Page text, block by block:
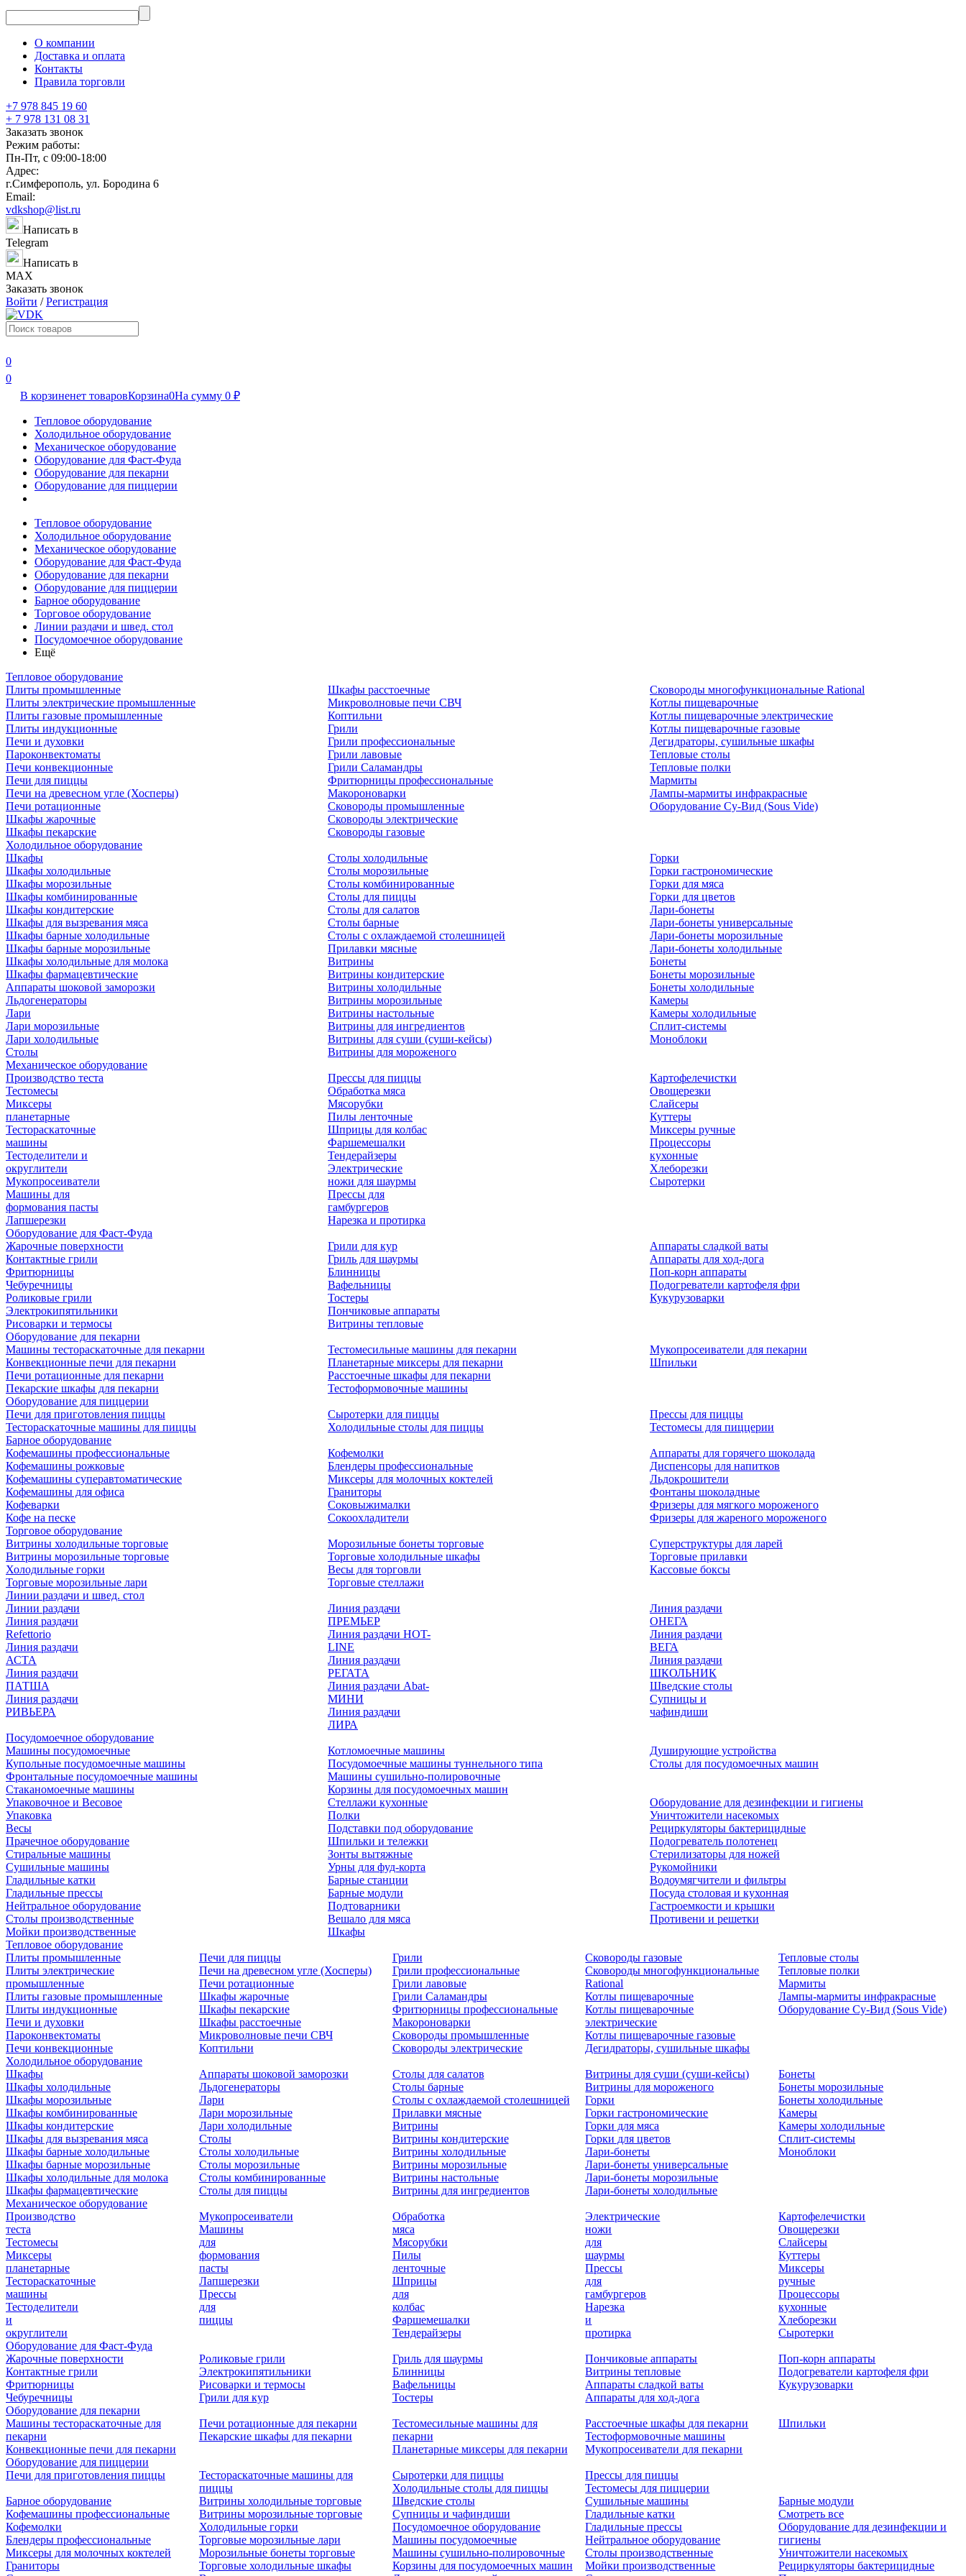
О компании
Доставка и оплата
Контакты
Правила торговли
+7 978 845 19 60
+ 7 978 131 08 31
Заказать звонок
Режим работы:
Пн-Пт, с 09:00-18:00
Адрес:
г.Симферополь, ул. Бородина 6
Email:
vdkshop@list.ru
Написать в
Telegram
Написать в
MAX
Заказать звонок
Войти /Регистрация
0
0
В корзиненет товаровКорзина0На сумму 0 ₽
Тепловое оборудование
Холодильное оборудование
Механическое оборудование
Оборудование для Фаст-Фуда
Оборудование для пекарни
Оборудование для пиццерии
Тепловое оборудование
Холодильное оборудование
Механическое оборудование
Оборудование для Фаст-Фуда
Оборудование для пекарни
Оборудование для пиццерии
Барное оборудование
Торговое оборудование
Линии раздачи и швед. стол
Посудомоечное оборудование
Ещё
Тепловое оборудование
Плиты промышленные
Плиты электрические промышленные
Плиты газовые промышленные
Плиты индукционные
Печи и духовки
Пароконвектоматы
Печи конвекционные
Печи для пиццы
Печи на древесном угле (Хосперы)
Печи ротационные
Шкафы жарочные
Шкафы пекарские
Шкафы расстоечные
Микроволновые печи СВЧ
Коптильни
Грили
Грили профессиональные
Грили лавовые
Грили Саламандры
Фритюрницы профессиональные
Макороноварки
Сковороды промышленные
Сковороды электрические
Сковороды газовые
Сковороды многофункциональные Rational
Котлы пищеварочные
Котлы пищеварочные электрические
Котлы пищеварочные газовые
Дегидраторы, сушильные шкафы
Тепловые столы
Тепловые полки
Мармиты
Лампы-мармиты инфракрасные
Оборудование Су-Вид (Sous Vide)
Холодильное оборудование
Шкафы
Шкафы холодильные
Шкафы морозильные
Шкафы комбинированные
Шкафы кондитерские
Шкафы для вызревания мяса
Шкафы барные холодильные
Шкафы барные морозильные
Шкафы холодильные для молока
Шкафы фармацевтические
Аппараты шоковой заморозки
Льдогенераторы
Лари
Лари морозильные
Лари холодильные
Столы
Столы холодильные
Столы морозильные
Столы комбинированные
Столы для пиццы
Столы для салатов
Столы барные
Столы с охлаждаемой столешницей
Прилавки мясные
Витрины
Витрины кондитерские
Витрины холодильные
Витрины морозильные
Витрины настольные
Витрины для ингредиентов
Витрины для суши (суши-кейсы)
Витрины для мороженого
Горки
Горки гастрономические
Горки для мяса
Горки для цветов
Лари-бонеты
Лари-бонеты универсальные
Лари-бонеты морозильные
Лари-бонеты холодильные
Бонеты
Бонеты морозильные
Бонеты холодильные
Камеры
Камеры холодильные
Сплит-системы
Моноблоки
Механическое оборудование
Производство теста
Тестомесы
Миксеры
планетарные
Тестораскаточные
машины
Тестоделители и
округлители
Мукопросеиватели
Машины для
формования пасты
Лапшерезки
Прессы для пиццы
Обработка мяса
Мясорубки
Пилы ленточные
Шприцы для колбас
Фаршемешалки
Тендерайзеры
Электрические
ножи для шаурмы
Прессы для
гамбургеров
Нарезка и протирка
Картофелечистки
Овощерезки
Слайсеры
Куттеры
Миксеры ручные
Процессоры
кухонные
Хлеборезки
Сыротерки
Оборудование для Фаст-Фуда
Жарочные поверхности
Контактные грили
Фритюрницы
Чебуречницы
Роликовые грили
Электрокипятильники
Рисоварки и термосы
Грили для кур
Гриль для шаурмы
Блинницы
Вафельницы
Тостеры
Пончиковые аппараты
Витрины тепловые
Аппараты сладкой ваты
Аппараты для ход-дога
Поп-корн аппараты
Подогреватели картофеля фри
Кукурузоварки
Оборудование для пекарни
Машины тестораскаточные для пекарни
Конвекционные печи для пекарни
Печи ротационные для пекарни
Пекарские шкафы для пекарни
Тестомесильные машины для пекарни
Планетарные миксеры для пекарни
Расстоечные шкафы для пекарни
Тестоформовочные машины
Мукопросеиватели для пекарни
Шпильки
Оборудование для пиццерии
Печи для приготовления пиццы
Тестораскаточные машины для пиццы
Сыротерки для пиццы
Холодильные столы для пиццы
Прессы для пиццы
Тестомесы для пиццерии
Барное оборудование
Кофемашины профессиональные
Кофемашины рожковые
Кофемашины суперавтоматические
Кофемашины для офиса
Кофеварки
Кофе на песке
Кофемолки
Блендеры профессиональные
Миксеры для молочных коктелей
Граниторы
Соковыжималки
Сокоохладители
Аппараты для горячего шоколада
Диспенсоры для напитков
Льдокрошители
Фонтаны шоколадные
Фризеры для мягкого мороженого
Фризеры для жареного мороженого
Торговое оборудование
Витрины холодильные торговые
Витрины морозильные торговые
Холодильные горки
Торговые морозильные лари
Морозильные бонеты торговые
Торговые холодильные шкафы
Весы для торговли
Торговые стеллажи
Суперструктуры для ларей
Торговые прилавки
Кассовые боксы
Линии раздачи и швед. стол
Линии раздачи
Линия раздачи
Refettorio
Линия раздачи
АСТА
Линия раздачи
ПАТША
Линия раздачи
РИВЬЕРА
Линия раздачи
ПРЕМЬЕР
Линия раздачи HOT-
LINE
Линия раздачи
РЕГАТА
Линия раздачи Abat-
МИНИ
Линия раздачи
ЛИРА
Линия раздачи
ОНЕГА
Линия раздачи
ВЕГА
Линия раздачи
ШКОЛЬНИК
Шведские столы
Супницы и
чафиндиши
Посудомоечное оборудование
Машины посудомоечные
Купольные посудомоечные машины
Фронтальные посудомоечные машины
Стаканомоечные машины
Котломоечные машины
Посудомоечные машины туннельного типа
Машины сушильно-полировочные
Корзины для посудомоечных машин
Душирующие устройства
Столы для посудомоечных машин
Упаковочное и Весовое
Упаковка
Весы
Прачечное оборудование
Стиральные машины
Сушильные машины
Гладильные катки
Гладильные прессы
Нейтральное оборудование
Столы производственные
Мойки производственные
Стеллажи кухонные
Полки
Подставки под оборудование
Шпильки и тележки
Зонты вытяжные
Урны для фуд-корта
Барные станции
Барные модули
Подтоварники
Вешало для мяса
Шкафы
Оборудование для дезинфекции и гигиены
Уничтожители насекомых
Рециркуляторы бактерицидные
Подогреватель полотенец
Стерилизаторы для ножей
Рукомойники
Водоумягчители и фильтры
Посуда столовая и кухонная
Гастроемкости и крышки
Противени и решетки
Тепловое оборудование
Плиты промышленные
Плиты электрические
промышленные
Плиты газовые промышленные
Плиты индукционные
Печи и духовки
Пароконвектоматы
Печи конвекционные
Печи для пиццы
Печи на древесном угле (Хосперы)
Печи ротационные
Шкафы жарочные
Шкафы пекарские
Шкафы расстоечные
Микроволновые печи СВЧ
Коптильни
Грили
Грили профессиональные
Грили лавовые
Грили Саламандры
Фритюрницы профессиональные
Макороноварки
Сковороды промышленные
Сковороды электрические
Сковороды газовые
Сковороды многофункциональные
Rational
Котлы пищеварочные
Котлы пищеварочные
электрические
Котлы пищеварочные газовые
Дегидраторы, сушильные шкафы
Тепловые столы
Тепловые полки
Мармиты
Лампы-мармиты инфракрасные
Оборудование Су-Вид (Sous Vide)
Холодильное оборудование
Шкафы
Шкафы холодильные
Шкафы морозильные
Шкафы комбинированные
Шкафы кондитерские
Шкафы для вызревания мяса
Шкафы барные холодильные
Шкафы барные морозильные
Шкафы холодильные для молока
Шкафы фармацевтические
Аппараты шоковой заморозки
Льдогенераторы
Лари
Лари морозильные
Лари холодильные
Столы
Столы холодильные
Столы морозильные
Столы комбинированные
Столы для пиццы
Столы для салатов
Столы барные
Столы с охлаждаемой столешницей
Прилавки мясные
Витрины
Витрины кондитерские
Витрины холодильные
Витрины морозильные
Витрины настольные
Витрины для ингредиентов
Витрины для суши (суши-кейсы)
Витрины для мороженого
Горки
Горки гастрономические
Горки для мяса
Горки для цветов
Лари-бонеты
Лари-бонеты универсальные
Лари-бонеты морозильные
Лари-бонеты холодильные
Бонеты
Бонеты морозильные
Бонеты холодильные
Камеры
Камеры холодильные
Сплит-системы
Моноблоки
Механическое оборудование
Производство
теста
Тестомесы
Миксеры
планетарные
Тестораскаточные
машины
Тестоделители
и
округлители
Мукопросеиватели
Машины
для
формования
пасты
Лапшерезки
Прессы
для
пиццы
Обработка
мяса
Мясорубки
Пилы
ленточные
Шприцы
для
колбас
Фаршемешалки
Тендерайзеры
Электрические
ножи
для
шаурмы
Прессы
для
гамбургеров
Нарезка
и
протирка
Картофелечистки
Овощерезки
Слайсеры
Куттеры
Миксеры
ручные
Процессоры
кухонные
Хлеборезки
Сыротерки
Оборудование для Фаст-Фуда
Жарочные поверхности
Контактные грили
Фритюрницы
Чебуречницы
Роликовые грили
Электрокипятильники
Рисоварки и термосы
Грили для кур
Гриль для шаурмы
Блинницы
Вафельницы
Тостеры
Пончиковые аппараты
Витрины тепловые
Аппараты сладкой ваты
Аппараты для ход-дога
Поп-корн аппараты
Подогреватели картофеля фри
Кукурузоварки
Оборудование для пекарни
Машины тестораскаточные для
пекарни
Конвекционные печи для пекарни
Печи ротационные для пекарни
Пекарские шкафы для пекарни
Тестомесильные машины для
пекарни
Планетарные миксеры для пекарни
Расстоечные шкафы для пекарни
Тестоформовочные машины
Мукопросеиватели для пекарни
Шпильки
Оборудование для пиццерии
Печи для приготовления пиццы
Тестораскаточные машины для
пиццы
Сыротерки для пиццы
Холодильные столы для пиццы
Прессы для пиццы
Тестомесы для пиццерии
Барное оборудование
Кофемашины профессиональные
Кофемолки
Блендеры профессиональные
Миксеры для молочных коктелей
Граниторы
Витрины холодильные торговые
Витрины морозильные торговые
Холодильные горки
Торговые морозильные лари
Морозильные бонеты торговые
Торговые холодильные шкафы
Шведские столы
Супницы и чафиндиши
Посудомоечное оборудование
Машины посудомоечные
Машины сушильно-полировочные
Корзины для посудомоечных машин
Сушильные машины
Гладильные катки
Гладильные прессы
Нейтральное оборудование
Столы производственные
Мойки производственные
Барные модули
Смотреть все
Оборудование для дезинфекции и
гигиены
Уничтожители насекомых
Рециркуляторы бактерицидные